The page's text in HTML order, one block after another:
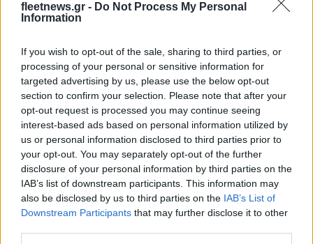
fleetnews.gr - Do Not Process My Personal
Information
If you wish to opt-out of the sale, sharing to third parties, or
processing of your personal or sensitive information for
targeted advertising by us, please use the below opt-out
section to confirm your selection. Please note that after your
opt-out request is processed you may continue seeing
interest-based ads based on personal information utilized by
us or personal information disclosed to third parties prior to
your opt-out. You may separately opt-out of the further
disclosure of your personal information by third parties on the
IAB’s list of downstream participants. This information may
also be disclosed by us to third parties on the IAB’s List of
Downstream Participants that may further disclose it to other
Β.Σ. Καρούλιας: Τζίρος 98,7
εκατ. ευρώ και αύξηση
κερδών 57% - Τα νέα
στοιχήματα σε low & non
alcohol
Deloitte Ελλάδος:
Χρηματοοικονομικός
σύμβουλος της ΔΕΗ για την
είσοδο στην πολωνική
αγορά ενέργειας